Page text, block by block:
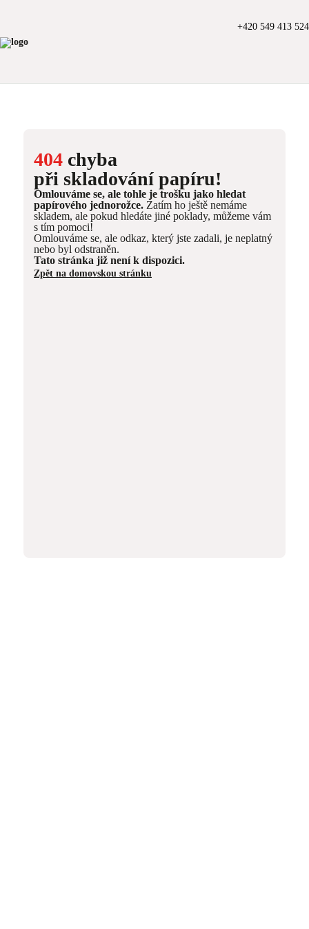
+420 549 413 524
404 chyba
při skladování papíru!
Omlouváme se, ale tohle je trošku jako hledat
papírového jednorožce. Zatím ho ještě nemáme
skladem, ale pokud hledáte jiné poklady, můžeme vám
s tím pomoci!
Omlouváme se, ale odkaz, který jste zadali, je neplatný
nebo byl odstraněn.
Tato stránka již není k dispozici.
Zpět na domovskou stránku